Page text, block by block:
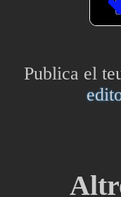
Publica el